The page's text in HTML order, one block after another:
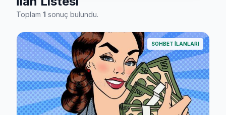
Toplam 1 sonuç bulundu.
SOHBET İLANLARI